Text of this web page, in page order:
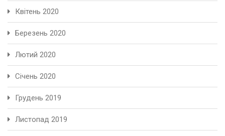
Квітень 2020
Березень 2020
Лютий 2020
Січень 2020
Грудень 2019
Листопад 2019